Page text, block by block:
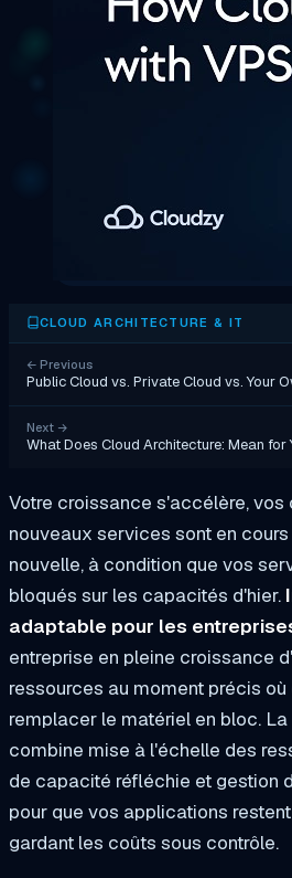
CLOUD ARCHITECTURE & IT
← Previous
Public Cloud vs. Private Cloud vs. Your
Next →
What Does Cloud Architecture: Mean for
Votre croissance s'accélère, vos
nouveaux services sont en
nouvelle, à condition que vos
bloqués sur les capacités d'hier.
adaptable pour les
entreprise en pleine croissance
ressources au moment précis
remplacer le matériel en bloc.
combine mise à l'échelle des
de capacité réfléchie et gestion
pour que vos applications
gardant les coûts sous contrôle.